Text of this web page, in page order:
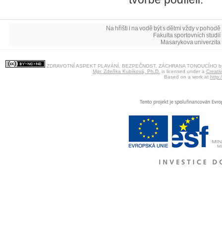
Na hřišti i na vodě být s dětmi vždy v pohodě
Fakulta sportovních studií
Masarykova univerzita
ZDRAVOTNÍ ASPEKT PLAVÁNÍ, BEZPEČNOST, ZÁCHRANA TONOUCÍHO
Mgr. Zdeňka Kubíková, Ph.D. is licensed under a
Based on a work at